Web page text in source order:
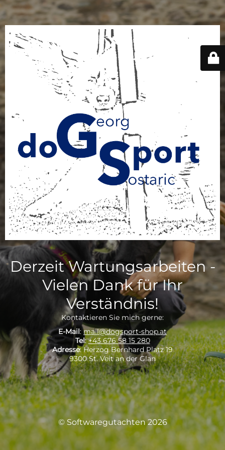
Derzeit Wartungsarbeiten -
Vielen Dank für Ihr
Verständnis!
Kontaktieren Sie mich gerne:
E-Mail:mail@dogsport-shop.at
Tel:+43 676 58 15 280
Adresse: Herzog Bernhard Platz 19
9300 St. Veit an der Glan
© Softwaregutachten 2026